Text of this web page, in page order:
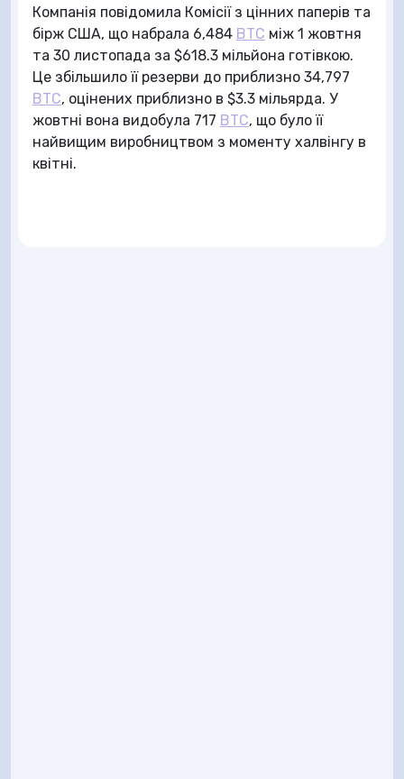
Компанія повідомила Комісії з цінних паперів та
бірж США, що набрала 6,484 BTC між 1 жовтня
та 30 листопада за $618.3 мільйона готівкою.
Це збільшило її резерви до приблизно 34,797
BTC, оцінених приблизно в $3.3 мільярда. У
жовтні вона видобула 717 BTC, що було її
найвищим виробництвом з моменту халвінгу в
квітні.